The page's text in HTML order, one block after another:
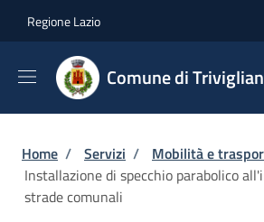
Regione Lazio
Comune di
Briciole di pane
Home / Servizi / Mobilità e
Installazione di specchio parabolico
strade comunali